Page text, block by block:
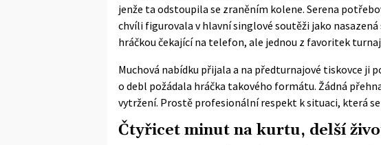
jenže ta odstoupila se zraněním kolene. Serena
chvíli figurovala v hlavní singlové soutěži jako
hráčkou čekající na telefon, ale jednou z favoritek
Muchová nabídku přijala a na předturnajové tiskovce ji
o debl požádala hráčka takového formátu. Žádná
vytržení. Prostě profesionální respekt k situaci, která se
Čtyřicet minut na kurtu, delší